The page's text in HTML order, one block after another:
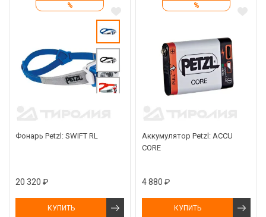
%
Фонарь Petzl: SWIFT RL
20 320 ₽
КУПИТЬ
%
Аккумулятор Petzl: ACCU
CORE
4 880 ₽
КУПИТЬ